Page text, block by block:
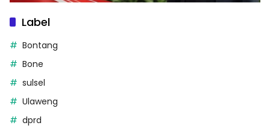
Label
Bontang
Bone
sulsel
Ulaweng
dprd